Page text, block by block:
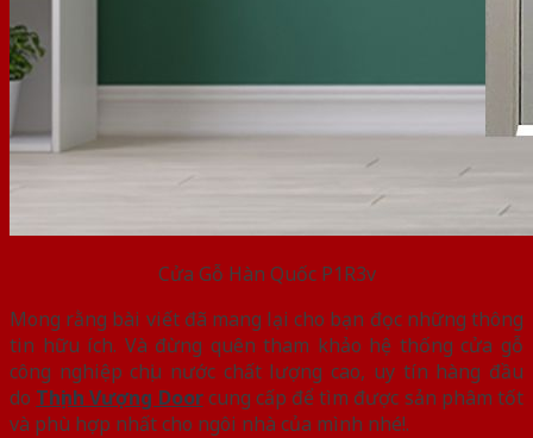
Cửa Gỗ Hàn Quốc P1R3v
Mong rằng bài viết đã mang lại cho bạn đọc những thông
tin hữu ích. Và đừng quên tham khảo hệ thống cửa gỗ
công nghiệp chịu nước chất lượng cao, uy tín hàng đầu
do Thịnh Vượng Doorcung cấp để tìm được sản phâm tốt
và phù hợp nhất cho ngôi nhà của mình nhé!.